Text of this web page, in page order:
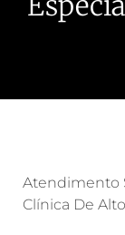
Atendimento
Clínica De